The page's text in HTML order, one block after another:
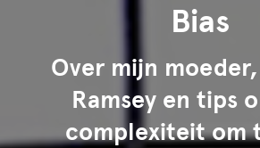
Bias
Over mijn
Ramsey en tips
complexiteit om